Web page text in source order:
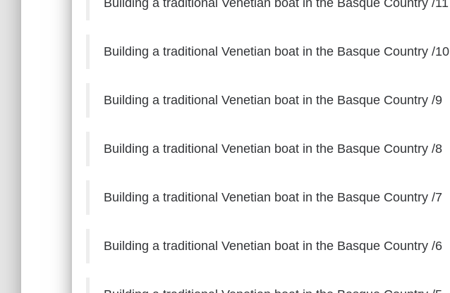
Building a traditional Venetian boat in the Basque Country /11
Building a traditional Venetian boat in the Basque Country /10
Building a traditional Venetian boat in the Basque Country /9
Building a traditional Venetian boat in the Basque Country /8
Building a traditional Venetian boat in the Basque Country /7
Building a traditional Venetian boat in the Basque Country /6